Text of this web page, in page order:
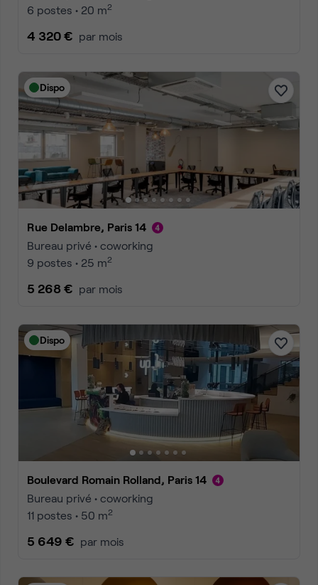
6 postes • 20 m2
4 320 € par mois
Dispo
Rue Delambre, Paris 14
Bureau privé • coworking
9 postes • 25 m2
5 268 € par mois
Dispo
Boulevard Romain Rolland, Paris 14
Bureau privé • coworking
11 postes • 50 m2
5 649 € par mois